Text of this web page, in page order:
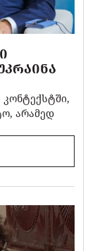
არამედ